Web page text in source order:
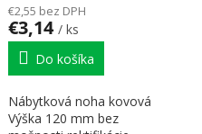
€2,55 bez DPH
€3,14 / ks
Do košíka
Nábytková noha kovová
Výška 120 mm bez